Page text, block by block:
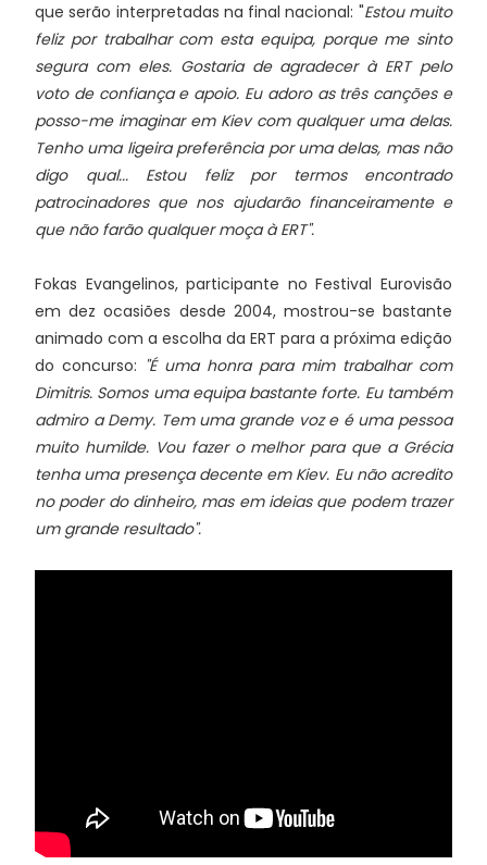
que serão interpretadas na final nacional: "Estou muito
feliz por trabalhar com esta equipa, porque me sinto
segura com eles. Gostaria de agradecer à ERT pelo
voto de confiança e apoio. Eu adoro as três canções e
posso-me imaginar em Kiev com qualquer uma delas.
Tenho uma ligeira preferência por uma delas, mas não
digo qual... Estou feliz por termos encontrado
patrocinadores que nos ajudarão financeiramente e
que não farão qualquer moça à ERT".
Fokas Evangelinos, participante no Festival Eurovisão
em dez ocasiões desde 2004, mostrou-se bastante
animado com a escolha da ERT para a próxima edição
do concurso: "É uma honra para mim trabalhar com
Dimitris. Somos uma equipa bastante forte. Eu também
admiro a Demy. Tem uma grande voz e é uma pessoa
muito humilde. Vou fazer o melhor para que a Grécia
tenha uma presença decente em Kiev. Eu não acredito
no poder do dinheiro, mas em ideias que podem trazer
um grande resultado".